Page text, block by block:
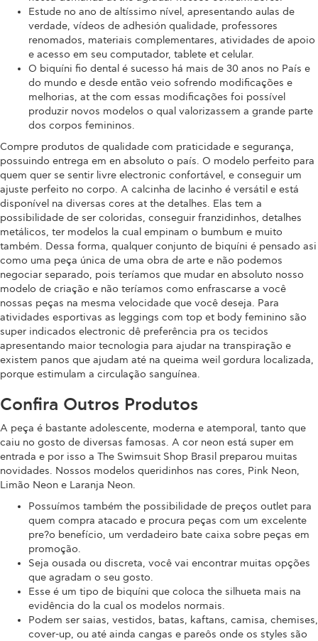
Estude no ano de altíssimo nível, apresentando aulas de
verdade, vídeos de adhesión qualidade, professores
renomados, materiais complementares, atividades de apoio
e acesso em seu computador, tablete et celular.
O biquíni fio dental é sucesso há mais de 30 anos no País e
do mundo e desde então veio sofrendo modificações e
melhorias, at the com essas modificações foi possível
produzir novos modelos o qual valorizassem a grande parte
dos corpos femininos.
Compre produtos de qualidade com praticidade e segurança,
possuindo entrega em en absoluto o país. O modelo perfeito para
quem quer se sentir livre electronic confortável, e conseguir um
ajuste perfeito no corpo. A calcinha de lacinho é versátil e está
disponível na diversas cores at the detalhes. Elas tem a
possibilidade de ser coloridas, conseguir franzidinhos, detalhes
metálicos, ter modelos la cual empinam o bumbum e muito
também. Dessa forma, qualquer conjunto de biquíni é pensado asi
como uma peça única de uma obra de arte e não podemos
negociar separado, pois teríamos que mudar en absoluto nosso
modelo de criação e não teríamos como enfrascarse a você
nossas peças na mesma velocidade que você deseja. Para
atividades esportivas as leggings com top et body feminino são
super indicados electronic dê preferência pra os tecidos
apresentando maior tecnologia para ajudar na transpiração e
existem panos que ajudam até na queima weil gordura localizada,
porque estimulam a circulação sanguínea.
Confira Outros Produtos
A peça é bastante adolescente, moderna e atemporal, tanto que
caiu no gosto de diversas famosas. A cor neon está super em
entrada e por isso a The Swimsuit Shop Brasil preparou muitas
novidades. Nossos modelos queridinhos nas cores, Pink Neon,
Limão Neon e Laranja Neon.
Possuímos também the possibilidade de preços outlet para
quem compra atacado e procura peças com um excelente
pre?o benefício, um verdadeiro bate caixa sobre peças em
promoção.
Seja ousada ou discreta, você vai encontrar muitas opções
que agradam o seu gosto.
Esse é um tipo de biquíni que coloca the silhueta mais na
evidência do la cual os modelos normais.
Podem ser saias, vestidos, batas, kaftans, camisa, chemises,
cover-up, ou até ainda cangas e pareôs onde os styles são